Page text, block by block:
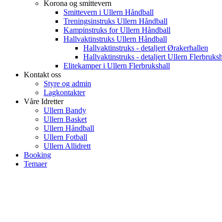
Korona og smittevern
Smittevern i Ullern Håndball
Treningsinstruks Ullern Håndball
Kampinstruks for Ullern Håndball
Hallvaktinstruks Ullern Håndball
Hallvaktinstruks - detaljert Ørakerhallen
Hallvaktinstruks - detaljert Ullern
Elitekamper i Ullern Flerbrukshall
Kontakt oss
Styre og admin
Lagkontakter
Våre Idretter
Ullern Bandy
Ullern Basket
Ullern Håndball
Ullern Fotball
Ullern Allidrett
Booking
Temaer